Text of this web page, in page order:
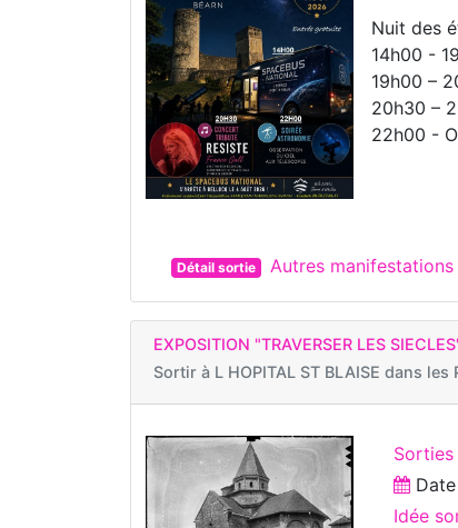
Nuit des
14h00 -
19h00 –
20h30 –
22h00 -
Détail sortie Autres
EXPOSITION "TRAVERSER LES
Sortir à L HOPITAL ST BLAISE dans
Idée